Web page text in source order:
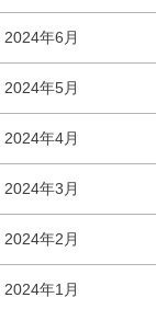
2024年6月
2024年5月
2024年4月
2024年3月
2024年2月
2024年1月